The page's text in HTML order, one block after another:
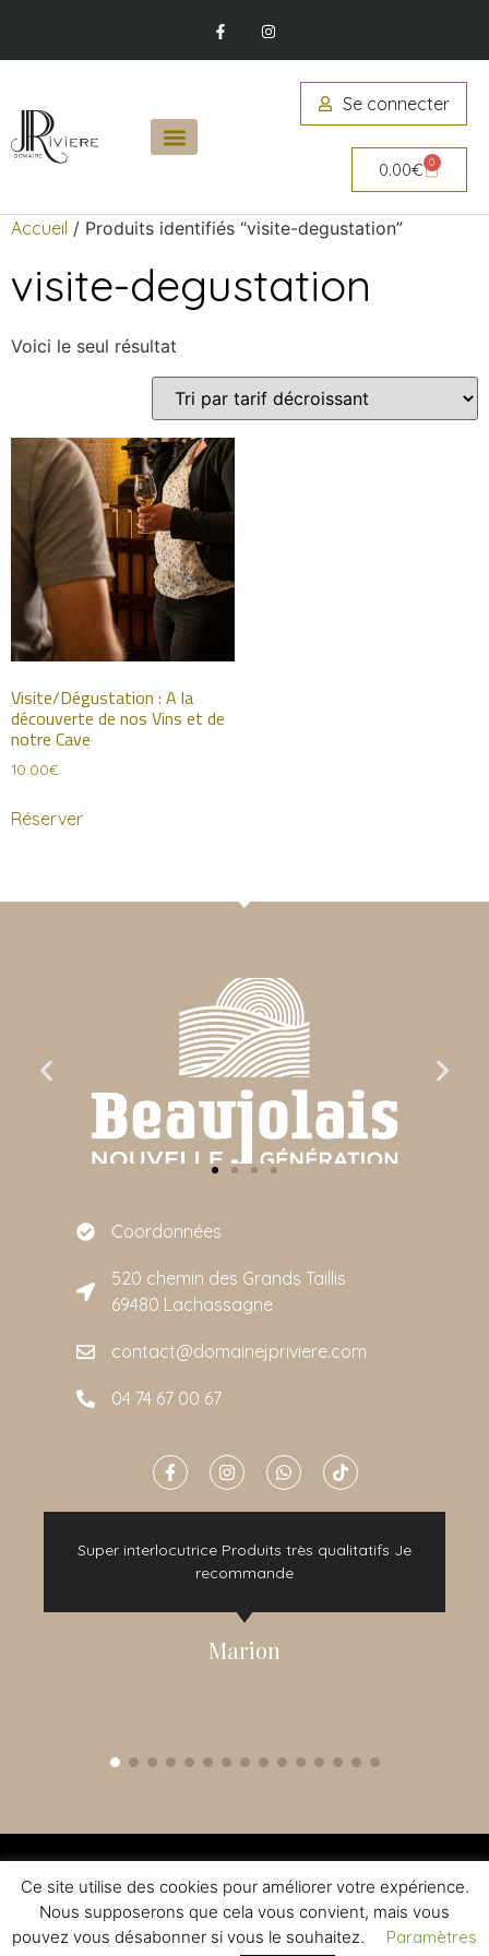
Se connecter
0.00€ 0
Accueil / Produits identifiés “visite-degustation”
visite-degustation
Voici le seul résultat
Visite/Dégustation : A la
découverte de nos Vins et de
notre Cave
10.00€
Réserver
Coordonnées
520 chemin des Grands Taillis
69480 Lachassagne
contact@domainejpriviere.com
04 74 67 00 67
Super interlocutrice Produits très qualitatifs Je
recommande
Marion
CGV-MENTIONS LÉGALES
L'ABUS D'ALCOOL EST DANGEREUX A LA SANTE - A CONSOMMER AVEC
MODERATION
Ce site utilise des cookies pour améliorer votre expérience.
Nous supposerons que cela vous convient, mais vous
pouvez vous désabonner si vous le souhaitez.
Paramètres